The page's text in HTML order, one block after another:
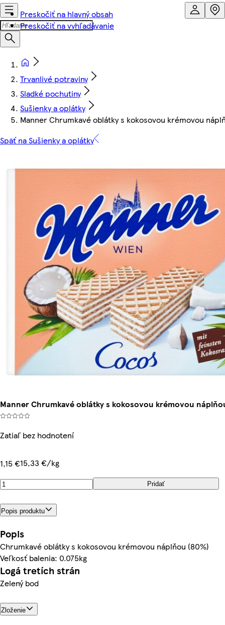
Preskočiť na hlavný obsah
Preskočiť na vyhľadávanie
Trvanlivé potraviny
Sladké pochutiny
Sušienky a oplátky
Manner Chrumkavé oblátky s kokosovou krémovou
Späť na Sušienky a oplátky
Manner Chrumkavé oblátky s kokosovou krémovou
Zatiaľ bez hodnotení
1,15 €15,33 €/kg
Pridať
Popis produktu
Popis
Chrumkavé oblátky s kokosovou krémovou náplňou (80%)
Veľkosť balenia: 0.075kg
Logá tretích strán
Zelený bod
Zloženie